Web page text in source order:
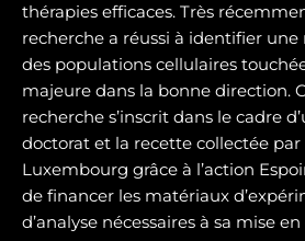
thérapies efficaces. Très
recherche a réussi à identifier
des populations cellulaires
majeure dans la bonne direction.
recherche s’inscrit dans le cadre
doctorat et la recette collectée par
Luxembourg grâce à l’action
de financer les matériaux
d’analyse nécessaires à sa mise